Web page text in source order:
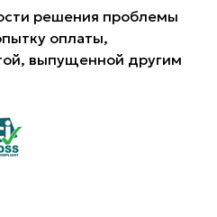
решения проблемы
оплаты,
выпущенной другим